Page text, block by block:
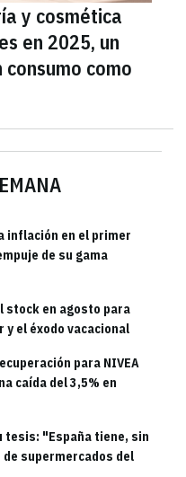
inflación en el primer
de su gama
stock en agosto para
el éxodo vacacional
para NIVEA
caída del 3,5% en
tesis: "España tiene, sin
supermercados del
y cosmética
en 2025, un
como